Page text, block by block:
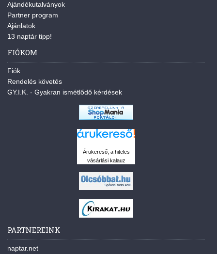
Ajándékutalványok
Partner program
Ajánlatok
13 naptár tipp!
FIÓKOM
Fiók
Rendelés követés
GY.I.K. - Gyakran ismétlődő kérdések
Árukereső, a hiteles
vásárlási kalauz
PARTNEREINK
naptar.net